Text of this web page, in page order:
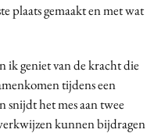
plaats gemaakt en met wat
ik geniet van de kracht die
tijdens een
snijdt het mes aan twee
kunnen bijdragen